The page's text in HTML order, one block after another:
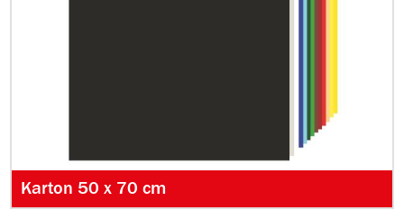
Karton 50 x 70 cm